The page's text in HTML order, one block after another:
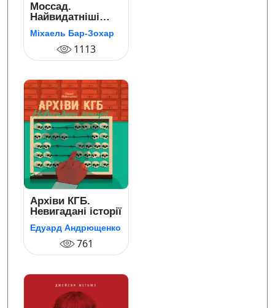
Моссад.
Найвидатніші
операції
ізраїльської
розвідки
Міхаель Бар-Зохар
1113
Архіви КГБ.
Невигадані історії
Едуард Андрющенко
761